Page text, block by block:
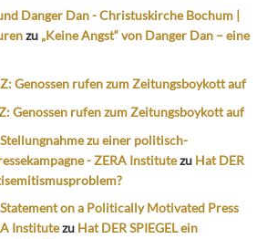
Danger Dan - Christuskirche Bochum |
zu „Keine Angst“ von Danger Dan – eine
Genossen rufen zum Zeitungsboykott auf
Genossen rufen zum Zeitungsboykott auf
zu einer politisch-
- ZERA Institutezu Hat DER
on a Politically Motivated Press
Institutezu Hat DER SPIEGEL ein